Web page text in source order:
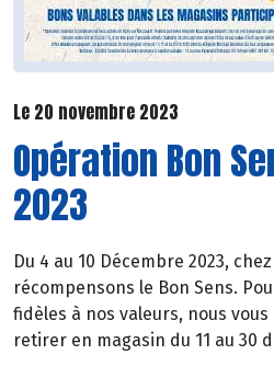
Le 20 novembre 2023
Opération Bon
2023
Du 4 au 10 Décembre 2023,
récompensons le Bon Sens.
fidèles à nos valeurs, nous
retirer en magasin du 11 au 30